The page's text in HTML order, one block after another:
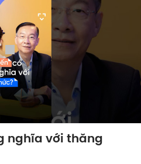
nghĩa với thăng